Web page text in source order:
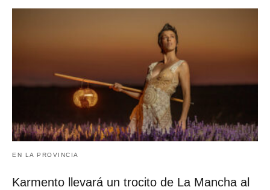
EN LA PROVINCIA
Karmento llevará un trocito de La Mancha al